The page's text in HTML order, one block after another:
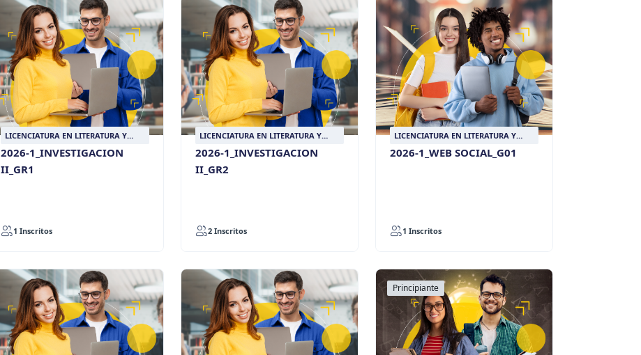
LICENCIATURA EN LITERATURA Y
2026-1_INVESTIGACION
II_GR1
1 Inscritos
LICENCIATURA EN LITERATURA Y
2026-1_INVESTIGACION
II_GR2
2 Inscritos
LICENCIATURA EN LITERATURA Y
2026-1_WEB SOCIAL_G01
1 Inscritos
Principiante